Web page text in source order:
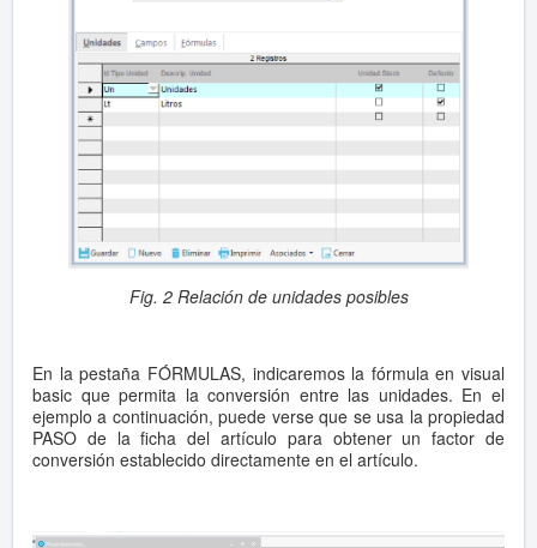
Fig. 2 Relación de unidades posibles
En la pestaña FÓRMULAS, indicaremos la fórmula en visual
basic que permita la conversión entre las unidades. En el
ejemplo a continuación, puede verse que se usa la propiedad
PASO de la ficha del artículo para obtener un factor de
conversión establecido directamente en el artículo.